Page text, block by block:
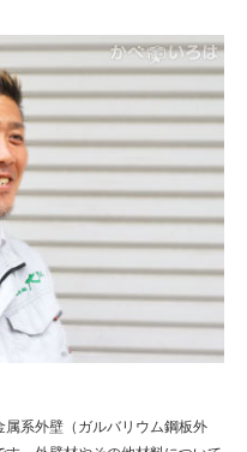
系外壁（ガルバリウム鋼板外